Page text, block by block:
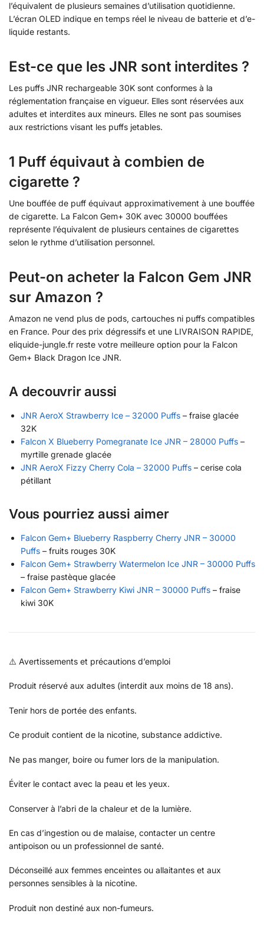
l’équivalent de plusieurs semaines d’utilisation quotidienne.
L’écran OLED indique en temps réel le niveau de batterie et d’e-
liquide restants.
Est-ce que les JNR sont interdites ?
Les puffs JNR rechargeable 30K sont conformes à la
réglementation française en vigueur. Elles sont réservées aux
adultes et interdites aux mineurs. Elles ne sont pas soumises
aux restrictions visant les puffs jetables.
1 Puff équivaut à combien de
cigarette ?
Une bouffée de puff équivaut approximativement à une bouffée
de cigarette. La Falcon Gem+ 30K avec 30000 bouffées
représente l’équivalent de plusieurs centaines de cigarettes
selon le rythme d’utilisation personnel.
Peut-on acheter la Falcon Gem JNR
sur Amazon ?
Amazon ne vend plus de pods, cartouches ni puffs compatibles
en France. Pour des prix dégressifs et une LIVRAISON RAPIDE,
eliquide-jungle.fr reste votre meilleure option pour la Falcon
Gem+ Black Dragon Ice JNR.
A decouvrir aussi
JNR AeroX Strawberry Ice – 32000 Puffs – fraise glacée
32K
Falcon X Blueberry Pomegranate Ice JNR – 28000 Puffs –
myrtille grenade glacée
JNR AeroX Fizzy Cherry Cola – 32000 Puffs – cerise cola
pétillant
Vous pourriez aussi aimer
Falcon Gem+ Blueberry Raspberry Cherry JNR – 30000
Puffs – fruits rouges 30K
Falcon Gem+ Strawberry Watermelon Ice JNR – 30000 Puffs
– fraise pastèque glacée
Falcon Gem+ Strawberry Kiwi JNR – 30000 Puffs – fraise
kiwi 30K
⚠️ Avertissements et précautions d’emploi
Produit réservé aux adultes (interdit aux moins de 18 ans).
Tenir hors de portée des enfants.
Ce produit contient de la nicotine, substance addictive.
Ne pas manger, boire ou fumer lors de la manipulation.
Éviter le contact avec la peau et les yeux.
Conserver à l’abri de la chaleur et de la lumière.
En cas d’ingestion ou de malaise, contacter un centre
antipoison ou un professionnel de santé.
Déconseillé aux femmes enceintes ou allaitantes et aux
personnes sensibles à la nicotine.
Produit non destiné aux non-fumeurs.